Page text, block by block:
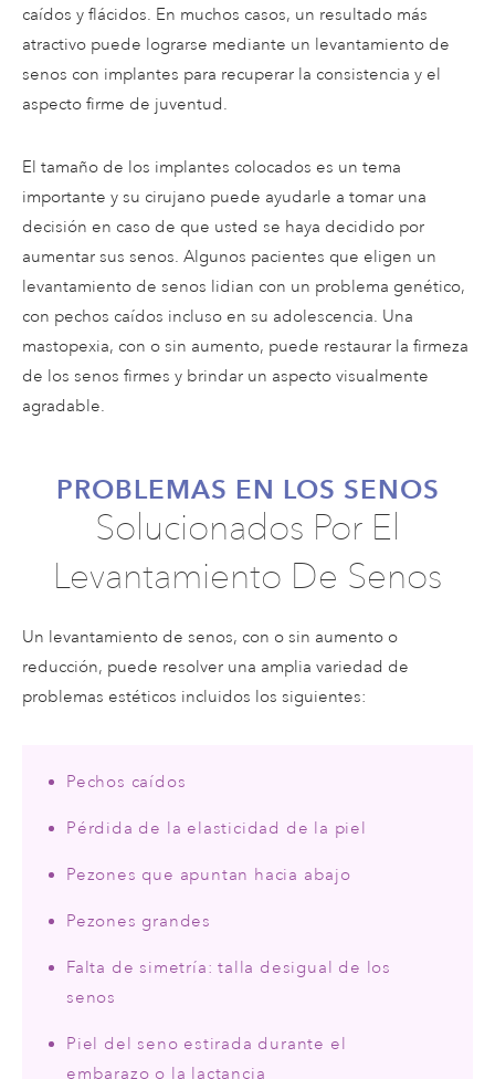
caídos y flácidos. En muchos casos, un resultado más
atractivo puede lograrse mediante un levantamiento de
senos con implantes para recuperar la consistencia y el
aspecto firme de juventud.
El tamaño de los implantes colocados es un tema
importante y su cirujano puede ayudarle a tomar una
decisión en caso de que usted se haya decidido por
aumentar sus senos. Algunos pacientes que eligen un
levantamiento de senos lidian con un problema genético,
con pechos caídos incluso en su adolescencia. Una
mastopexia, con o sin aumento, puede restaurar la firmeza
de los senos firmes y brindar un aspecto visualmente
agradable.
PROBLEMAS EN LOS SENOS
Solucionados Por El
Levantamiento De Senos
Un levantamiento de senos, con o sin aumento o
reducción, puede resolver una amplia variedad de
problemas estéticos incluidos los siguientes:
Pechos caídos
Pérdida de la elasticidad de la piel
Pezones que apuntan hacia abajo
Pezones grandes
Falta de simetría: talla desigual de los
senos
Piel del seno estirada durante el
embarazo o la lactancia